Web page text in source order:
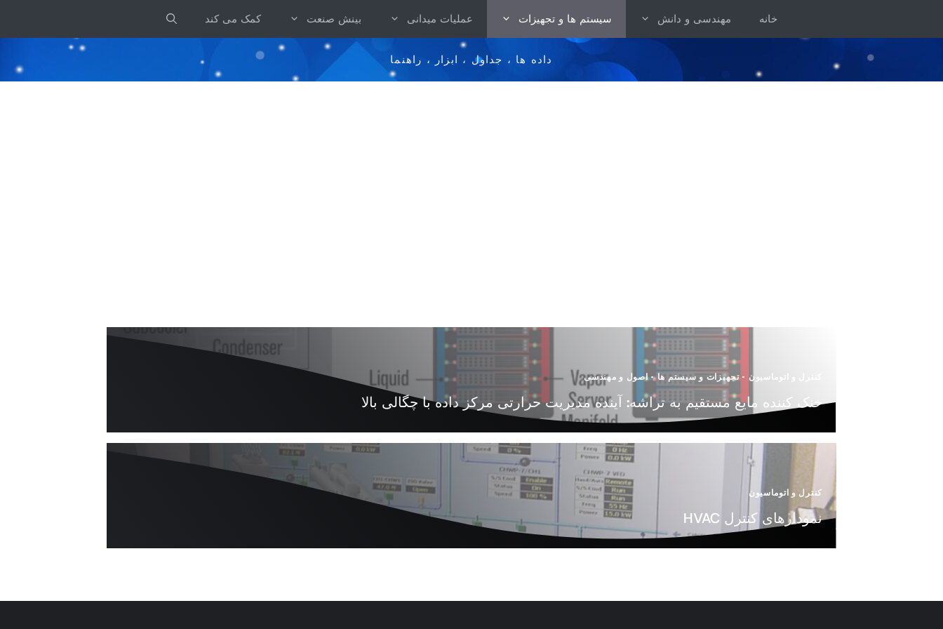
خانه مهندسی و دانش سیستم ها و تجهیزات عملیات میدانی بینش صنعت کمک می کند
داده ها ، جداول ، ابزار ، راهنما
کنترل و اتوماسیون -تجهیزات و سیستم ها-اصول و مهندسی
خنک کننده مایع مستقیم به تراشه: آینده مدیریت حرارتی مرکز داده با چگالی بالا
کنترل و اتوماسیون
نمودارهای کنترل HVAC